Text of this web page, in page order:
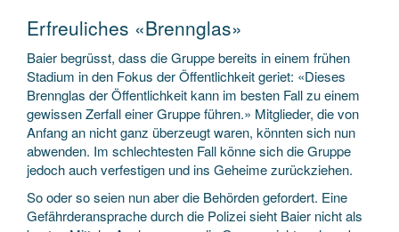
Erfreuliches «Brennglas»
Baier begrüsst, dass die Gruppe bereits in einem frühen
Stadium in den Fokus der Öffentlichkeit geriet: «Dieses
Brennglas der Öffentlichkeit kann im besten Fall zu einem
gewissen Zerfall einer Gruppe führen.» Mitglieder, die von
Anfang an nicht ganz überzeugt waren, könnten sich nun
abwenden. Im schlechtesten Fall könne sich die Gruppe
jedoch auch verfestigen und ins Geheime zurückziehen.
So oder so seien nun aber die Behörden gefordert. Eine
Gefährderansprache durch die Polizei sieht Baier nicht als